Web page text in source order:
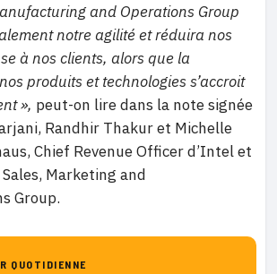
and Operations Group
notre agilité et réduira nos
à nos clients, alors que la
produits et technologies s’accroit
», peut-on lire dans la note signée
Randhir Thakur et Michelle
Chief Revenue Officer d’Intel et
Marketing and
Group.
QUOTIDIENNE